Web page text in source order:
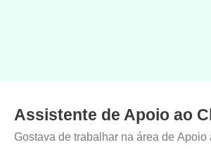
Assistente de Apoio ao
Gostava de trabalhar na área de